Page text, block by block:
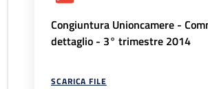
Congiuntura Unioncamere -
dettaglio - 3° trimestre 2014
SCARICA FILE